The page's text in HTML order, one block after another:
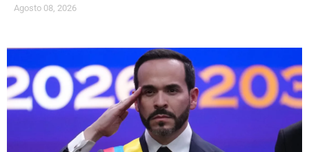
Agosto 08, 2026